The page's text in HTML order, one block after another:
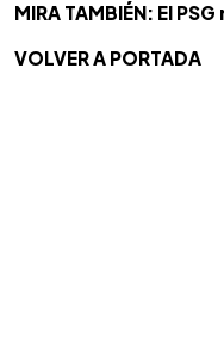
MIRA TAMBIÉN: El
VOLVER A PORTADA